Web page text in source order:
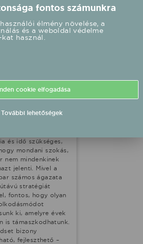
- 2022.02.10
segítenek
emberileg
és idő szükséges,
mondani szokás,
nem mindenkinek
jelenti. Mivel a
számos ágazata
stratégiát
fontos, hogy olyan
ki, amelyre évek
is támaszkodhatunk.
bizony
fejleszthető –
fontos számunkra
élmény növelése, a
és a weboldal védelme
használ.
Minden cookie elfogadása
További lehetőségek